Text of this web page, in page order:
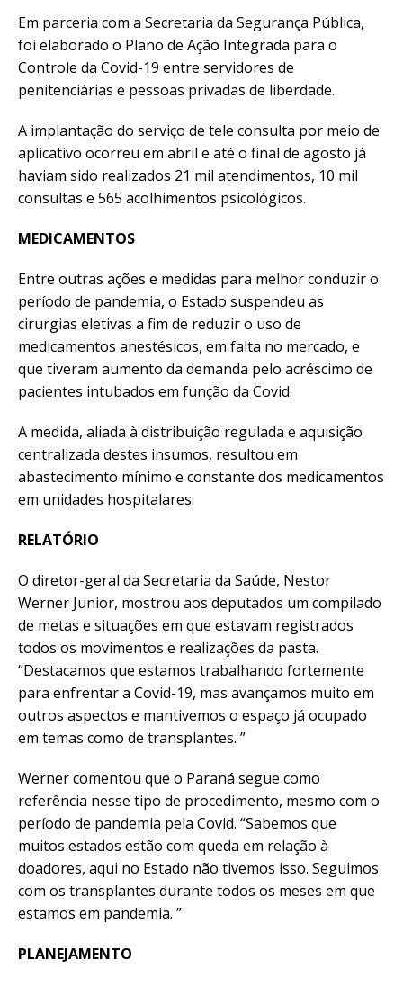
Em parceria com a Secretaria da Segurança Pública,
foi elaborado o Plano de Ação Integrada para o
Controle da Covid-19 entre servidores de
penitenciárias e pessoas privadas de liberdade.
A implantação do serviço de tele consulta por meio de
aplicativo ocorreu em abril e até o final de agosto já
haviam sido realizados 21 mil atendimentos, 10 mil
consultas e 565 acolhimentos psicológicos.
MEDICAMENTOS
Entre outras ações e medidas para melhor conduzir o
período de pandemia, o Estado suspendeu as
cirurgias eletivas a fim de reduzir o uso de
medicamentos anestésicos, em falta no mercado, e
que tiveram aumento da demanda pelo acréscimo de
pacientes intubados em função da Covid.
A medida, aliada à distribuição regulada e aquisição
centralizada destes insumos, resultou em
abastecimento mínimo e constante dos medicamentos
em unidades hospitalares.
RELATÓRIO
O diretor-geral da Secretaria da Saúde, Nestor
Werner Junior, mostrou aos deputados um compilado
de metas e situações em que estavam registrados
todos os movimentos e realizações da pasta.
“Destacamos que estamos trabalhando fortemente
para enfrentar a Covid-19, mas avançamos muito em
outros aspectos e mantivemos o espaço já ocupado
em temas como de transplantes. ”
Werner comentou que o Paraná segue como
referência nesse tipo de procedimento, mesmo com o
período de pandemia pela Covid. “Sabemos que
muitos estados estão com queda em relação à
doadores, aqui no Estado não tivemos isso. Seguimos
com os transplantes durante todos os meses em que
estamos em pandemia. ”
PLANEJAMENTO